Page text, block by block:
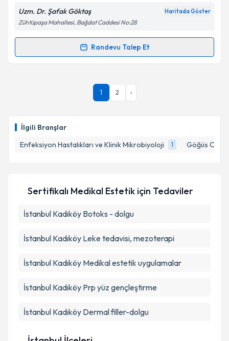
İlgili Branşlar
Enfeksiyon Hastalıkları ve Klinik Mikrobiyoloji
1 Göğüs
Kişisel verilerimin işlenmesine ilişkin
Aydınlatma
Metni'ni okudum ve kişisel verilerimin belirtilen
kapsamda işlenmesini kabul ediyorum.
Uzm. Dr. Şafak Göktaş Haritada Göster
Zühtüpaşa Mahallesi, Bağdat Caddesi No:28
Randevu Talep Et
Randevu Takvimi Talebi
Uzm. Dr. Şafak Göktaşiçin randevu takvimi talebi
oluşturun. Size bu uzmandan randevu almanız için bir
E-posta Adresiniz
Metni'ni okudum ve kişisel verilerimin belirtilen
kapsamda işlenmesini kabul ediyorum.
1 2 ›
Sertifikalı Medikal Estetik için Tedaviler
İstanbul Kadıköy Botoks - dolgu
İstanbul Kadıköy Leke tedavisi, mezoterapi
İstanbul Kadıköy Medikal estetik uygulamalar
İstanbul Kadıköy Prp yüz gençleştirme
İstanbul Kadıköy Dermal filler-dolgu